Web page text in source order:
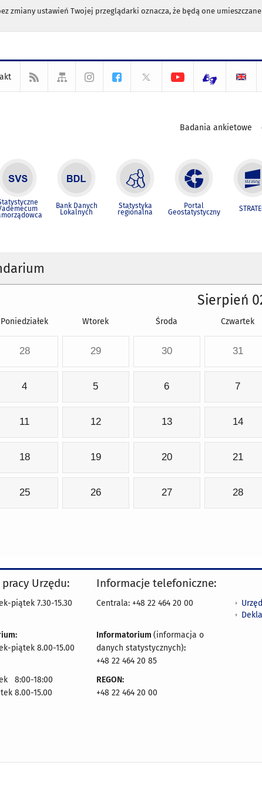
zmiany ustawień Twojej przeglądarki oznacza, że będą one
Badania ankietowe
Bank Danych
Lokalnych
Statystyka
regionalna
Portal
Geostatystyczny
Sierpień
Poniedziałek Wtorek Środa Czwartek
28 29 30 31
4 5 6 7
11 12 13 14
18 19 20 21
25 26 27 28
Urzędu:
piątek 7.30-15.30
piątek 8.00-15.00
8:00-18:00
8.00-15.00
Informacje telefoniczne:
Centrala: +48 22 464 20 00
Informatorium (informacja o
danych statystycznych):
+48 22 464 20 85
REGON:
+48 22 464 20 00